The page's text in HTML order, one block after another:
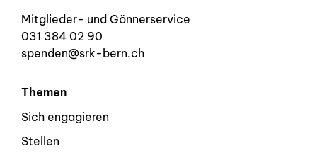
Mitglieder- und Gönnerservice
031 384 02 90
spenden@srk-bern.ch
Themen
Sich engagieren
Stellen